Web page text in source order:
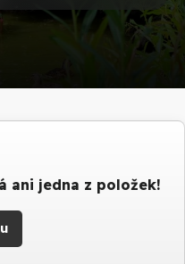
ani jedna z položek!